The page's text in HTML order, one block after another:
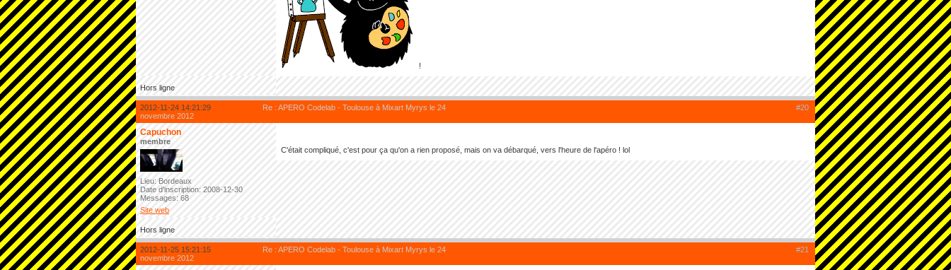
!
Hors ligne
#20
2012-11-24 14:21:29
Re : APERO Codelab - Toulouse à Mixart Myrys le 24
novembre 2012
Capuchon
membre
Lieu: Bordeaux
Date d'inscription: 2008-12-30
Messages: 68
Site web
C'était compliqué, c'est pour ça qu'on a rien proposé, mais on va débarqué, vers l'heure de l'apéro ! lol
Hors ligne
#21
2012-11-25 15:21:15
Re : APERO Codelab - Toulouse à Mixart Myrys le 24
novembre 2012